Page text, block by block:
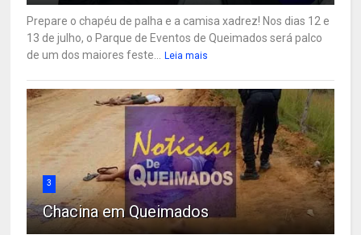
Prepare o chapéu de palha e a camisa xadrez! Nos dias 12 e
13 de julho, o Parque de Eventos de Queimados será palco
de um dos maiores feste...
Leia mais
3
Chacina em Queimados